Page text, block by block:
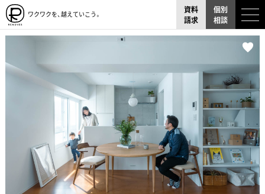
ワクワクを、越えていこう。
資料
請求
個別
相談